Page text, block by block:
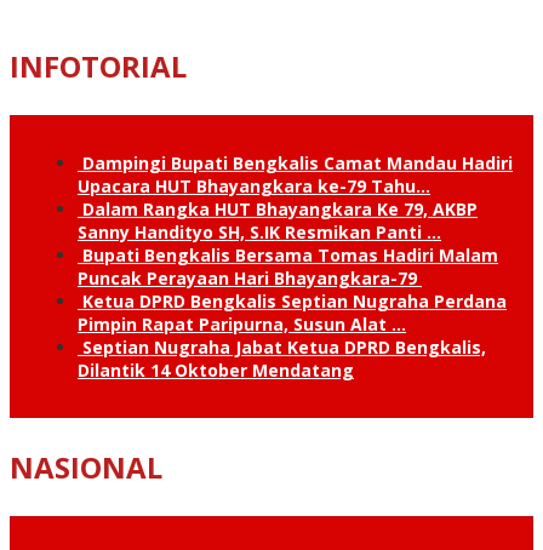
INFOTORIAL
Dampingi Bupati Bengkalis Camat Mandau Hadiri
Upacara HUT Bhayangkara ke-79 Tahu…
Dalam Rangka HUT Bhayangkara Ke 79, AKBP
Sanny Handityo SH, S.IK Resmikan Panti …
Bupati Bengkalis Bersama Tomas Hadiri Malam
Puncak Perayaan Hari Bhayangkara-79
Ketua DPRD Bengkalis Septian Nugraha Perdana
Pimpin Rapat Paripurna, Susun Alat …
Septian Nugraha Jabat Ketua DPRD Bengkalis,
Dilantik 14 Oktober Mendatang
NASIONAL